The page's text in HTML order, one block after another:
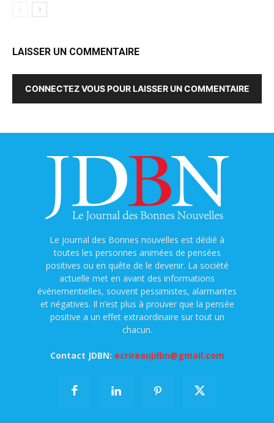
LAISSER UN COMMENTAIRE
CONNECTEZ VOUS POUR LAISSER UN COMMENTAIRE
Le journal des Bonnes nouvelles est dédié à
toutes les personnes animées de pensées
positives ou en quête de le devenir. La société
actuelle met en avant des informations
événementielles, souvent pessimistes, alarmantes
et négatives. Il n’est plus à prouver que la pensée
positive a un effet extraordinaire sur tout un
chacun.
Contact JDBN: ecrireaujdbn@gmail.com